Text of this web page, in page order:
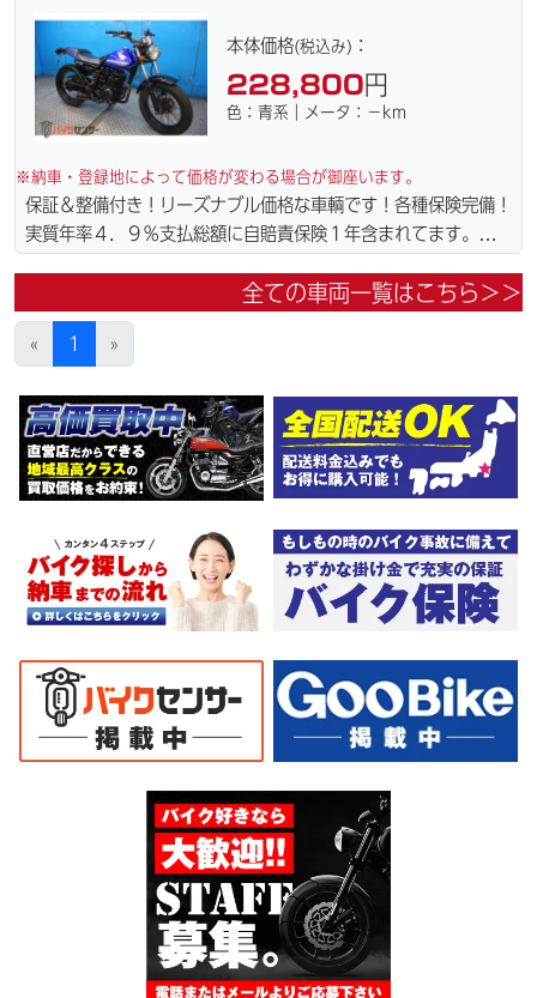
てます。当社ホームページにて詳細画像見れます。
本体価格(税込み) ：
228,800円
色：青系｜メータ：－km
※納車・登録地によって価格が変わる場合が御座います。
保証＆整備付き！リーズナブル価格な車輌です！各種保険完備！
実質年率４．９％支払総額に自賠責保険１年含まれてます。全国
港止めになります）。☆盗難保険加入可能！ｗｅｂローン・カー
ド各種取り扱ってます。仕様変更からレストアまで、お気軽にお
問い合わせ下さい。ご契約後の取り置き＆保管無料サービス行っ
全ての車両一覧はこちら＞＞
« 1 »